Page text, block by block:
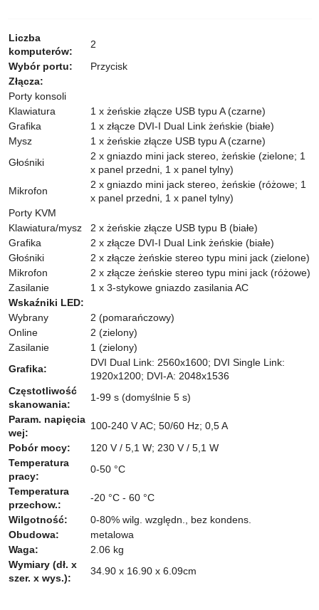
Liczba
komputerów:
2
Wybór portu:
Przycisk
Złącza:
Porty konsoli
Klawiatura
1 x żeńskie złącze USB typu A (czarne)
Grafika
1 x złącze DVI-I Dual Link żeńskie (białe)
Mysz
1 x żeńskie złącze USB typu A (czarne)
Głośniki
2 x gniazdo mini jack stereo, żeńskie (zielone; 1
x panel przedni, 1 x panel tylny)
Mikrofon
2 x gniazdo mini jack stereo, żeńskie (różowe; 1
x panel przedni, 1 x panel tylny)
Porty KVM
Klawiatura/mysz
2 x żeńskie złącze USB typu B (białe)
Grafika
2 x złącze DVI-I Dual Link żeńskie (białe)
Głośniki
2 x złącze żeńskie stereo typu mini jack (zielone)
Mikrofon
2 x złącze żeńskie stereo typu mini jack (różowe)
Zasilanie
1 x 3-stykowe gniazdo zasilania AC
Wskaźniki LED:
Wybrany
2 (pomarańczowy)
Online
2 (zielony)
Zasilanie
1 (zielony)
Grafika:
DVI Dual Link: 2560x1600; DVI Single Link:
1920x1200; DVI-A: 2048x1536
Częstotliwość
skanowania:
1-99 s (domyślnie 5 s)
Param. napięcia
wej:
100-240 V AC; 50/60 Hz; 0,5 A
Pobór mocy:
120 V / 5,1 W; 230 V / 5,1 W
Temperatura
pracy:
0-50 °C
Temperatura
przechow.:
-20 °C - 60 °C
Wilgotność:
0-80% wilg. względn., bez kondens.
Obudowa:
metalowa
Waga:
2.06 kg
Wymiary (dł. x
szer. x wys.):
34.90 x 16.90 x 6.09cm